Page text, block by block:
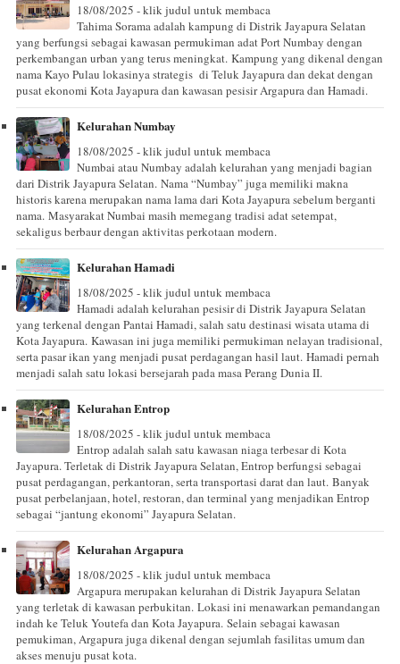
18/08/2025 - klik judul untuk membaca
Tahima Sorama adalah kampung di Distrik Jayapura Selatan
yang berfungsi sebagai kawasan permukiman adat Port Numbay dengan
perkembangan urban yang terus meningkat. Kampung yang dikenal dengan
nama Kayo Pulau lokasinya strategis di Teluk Jayapura dan dekat dengan
pusat ekonomi Kota Jayapura dan kawasan pesisir Argapura dan Hamadi.
Kelurahan Numbay
18/08/2025 - klik judul untuk membaca
Numbai atau Numbay adalah kelurahan yang menjadi bagian
dari Distrik Jayapura Selatan. Nama “Numbay” juga memiliki makna
historis karena merupakan nama lama dari Kota Jayapura sebelum berganti
nama. Masyarakat Numbai masih memegang tradisi adat setempat,
sekaligus berbaur dengan aktivitas perkotaan modern.
Kelurahan Hamadi
18/08/2025 - klik judul untuk membaca
Hamadi adalah kelurahan pesisir di Distrik Jayapura Selatan
yang terkenal dengan Pantai Hamadi, salah satu destinasi wisata utama di
Kota Jayapura. Kawasan ini juga memiliki permukiman nelayan tradisional,
serta pasar ikan yang menjadi pusat perdagangan hasil laut. Hamadi pernah
menjadi salah satu lokasi bersejarah pada masa Perang Dunia II.
Kelurahan Entrop
18/08/2025 - klik judul untuk membaca
Entrop adalah salah satu kawasan niaga terbesar di Kota
Jayapura. Terletak di Distrik Jayapura Selatan, Entrop berfungsi sebagai
pusat perdagangan, perkantoran, serta transportasi darat dan laut. Banyak
pusat perbelanjaan, hotel, restoran, dan terminal yang menjadikan Entrop
sebagai “jantung ekonomi” Jayapura Selatan.
Kelurahan Argapura
18/08/2025 - klik judul untuk membaca
Argapura merupakan kelurahan di Distrik Jayapura Selatan
yang terletak di kawasan perbukitan. Lokasi ini menawarkan pemandangan
indah ke Teluk Youtefa dan Kota Jayapura. Selain sebagai kawasan
pemukiman, Argapura juga dikenal dengan sejumlah fasilitas umum dan
akses menuju pusat kota.